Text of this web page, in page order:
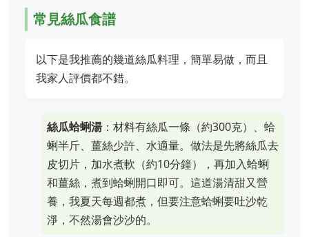
常見絲瓜食譜
以下是我推薦的幾道絲瓜料理，簡單易做，而且
我家人評價都不錯。
絲瓜蛤蜊湯：材料有絲瓜一條（約300克）、蛤
蜊半斤、薑絲少許、水適量。做法是先將絲瓜去
皮切片，加水煮軟（約10分鐘），再加入蛤蜊
和薑絲，煮到蛤蜊開口即可。這道湯清甜又營
養，我夏天每週都煮，但要注意蛤蜊要吐沙乾
淨，不然湯會沙沙的。